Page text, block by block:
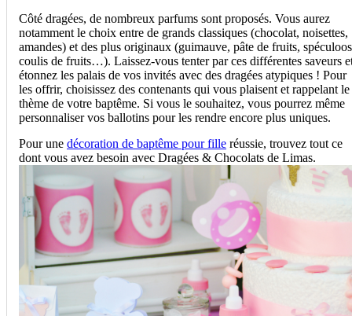
Côté dragées, de nombreux parfums sont proposés. Vous aurez
notamment le choix entre de grands classiques (chocolat, noisettes,
amandes) et des plus originaux (guimauve, pâte de fruits,
coulis de fruits…). Laissez-vous tenter par ces différentes saveurs
étonnez les palais de vos invités avec des dragées atypiques ! Pour
les offrir, choisissez des contenants qui vous plaisent et rappelant le
thème de votre baptême. Si vous le souhaitez, vous pourrez même
personnaliser vos ballotins pour les rendre encore plus uniques.
Pour une décoration de baptême pour fille réussie, trouvez tout ce
dont vous avez besoin avec Dragées & Chocolats de Limas.